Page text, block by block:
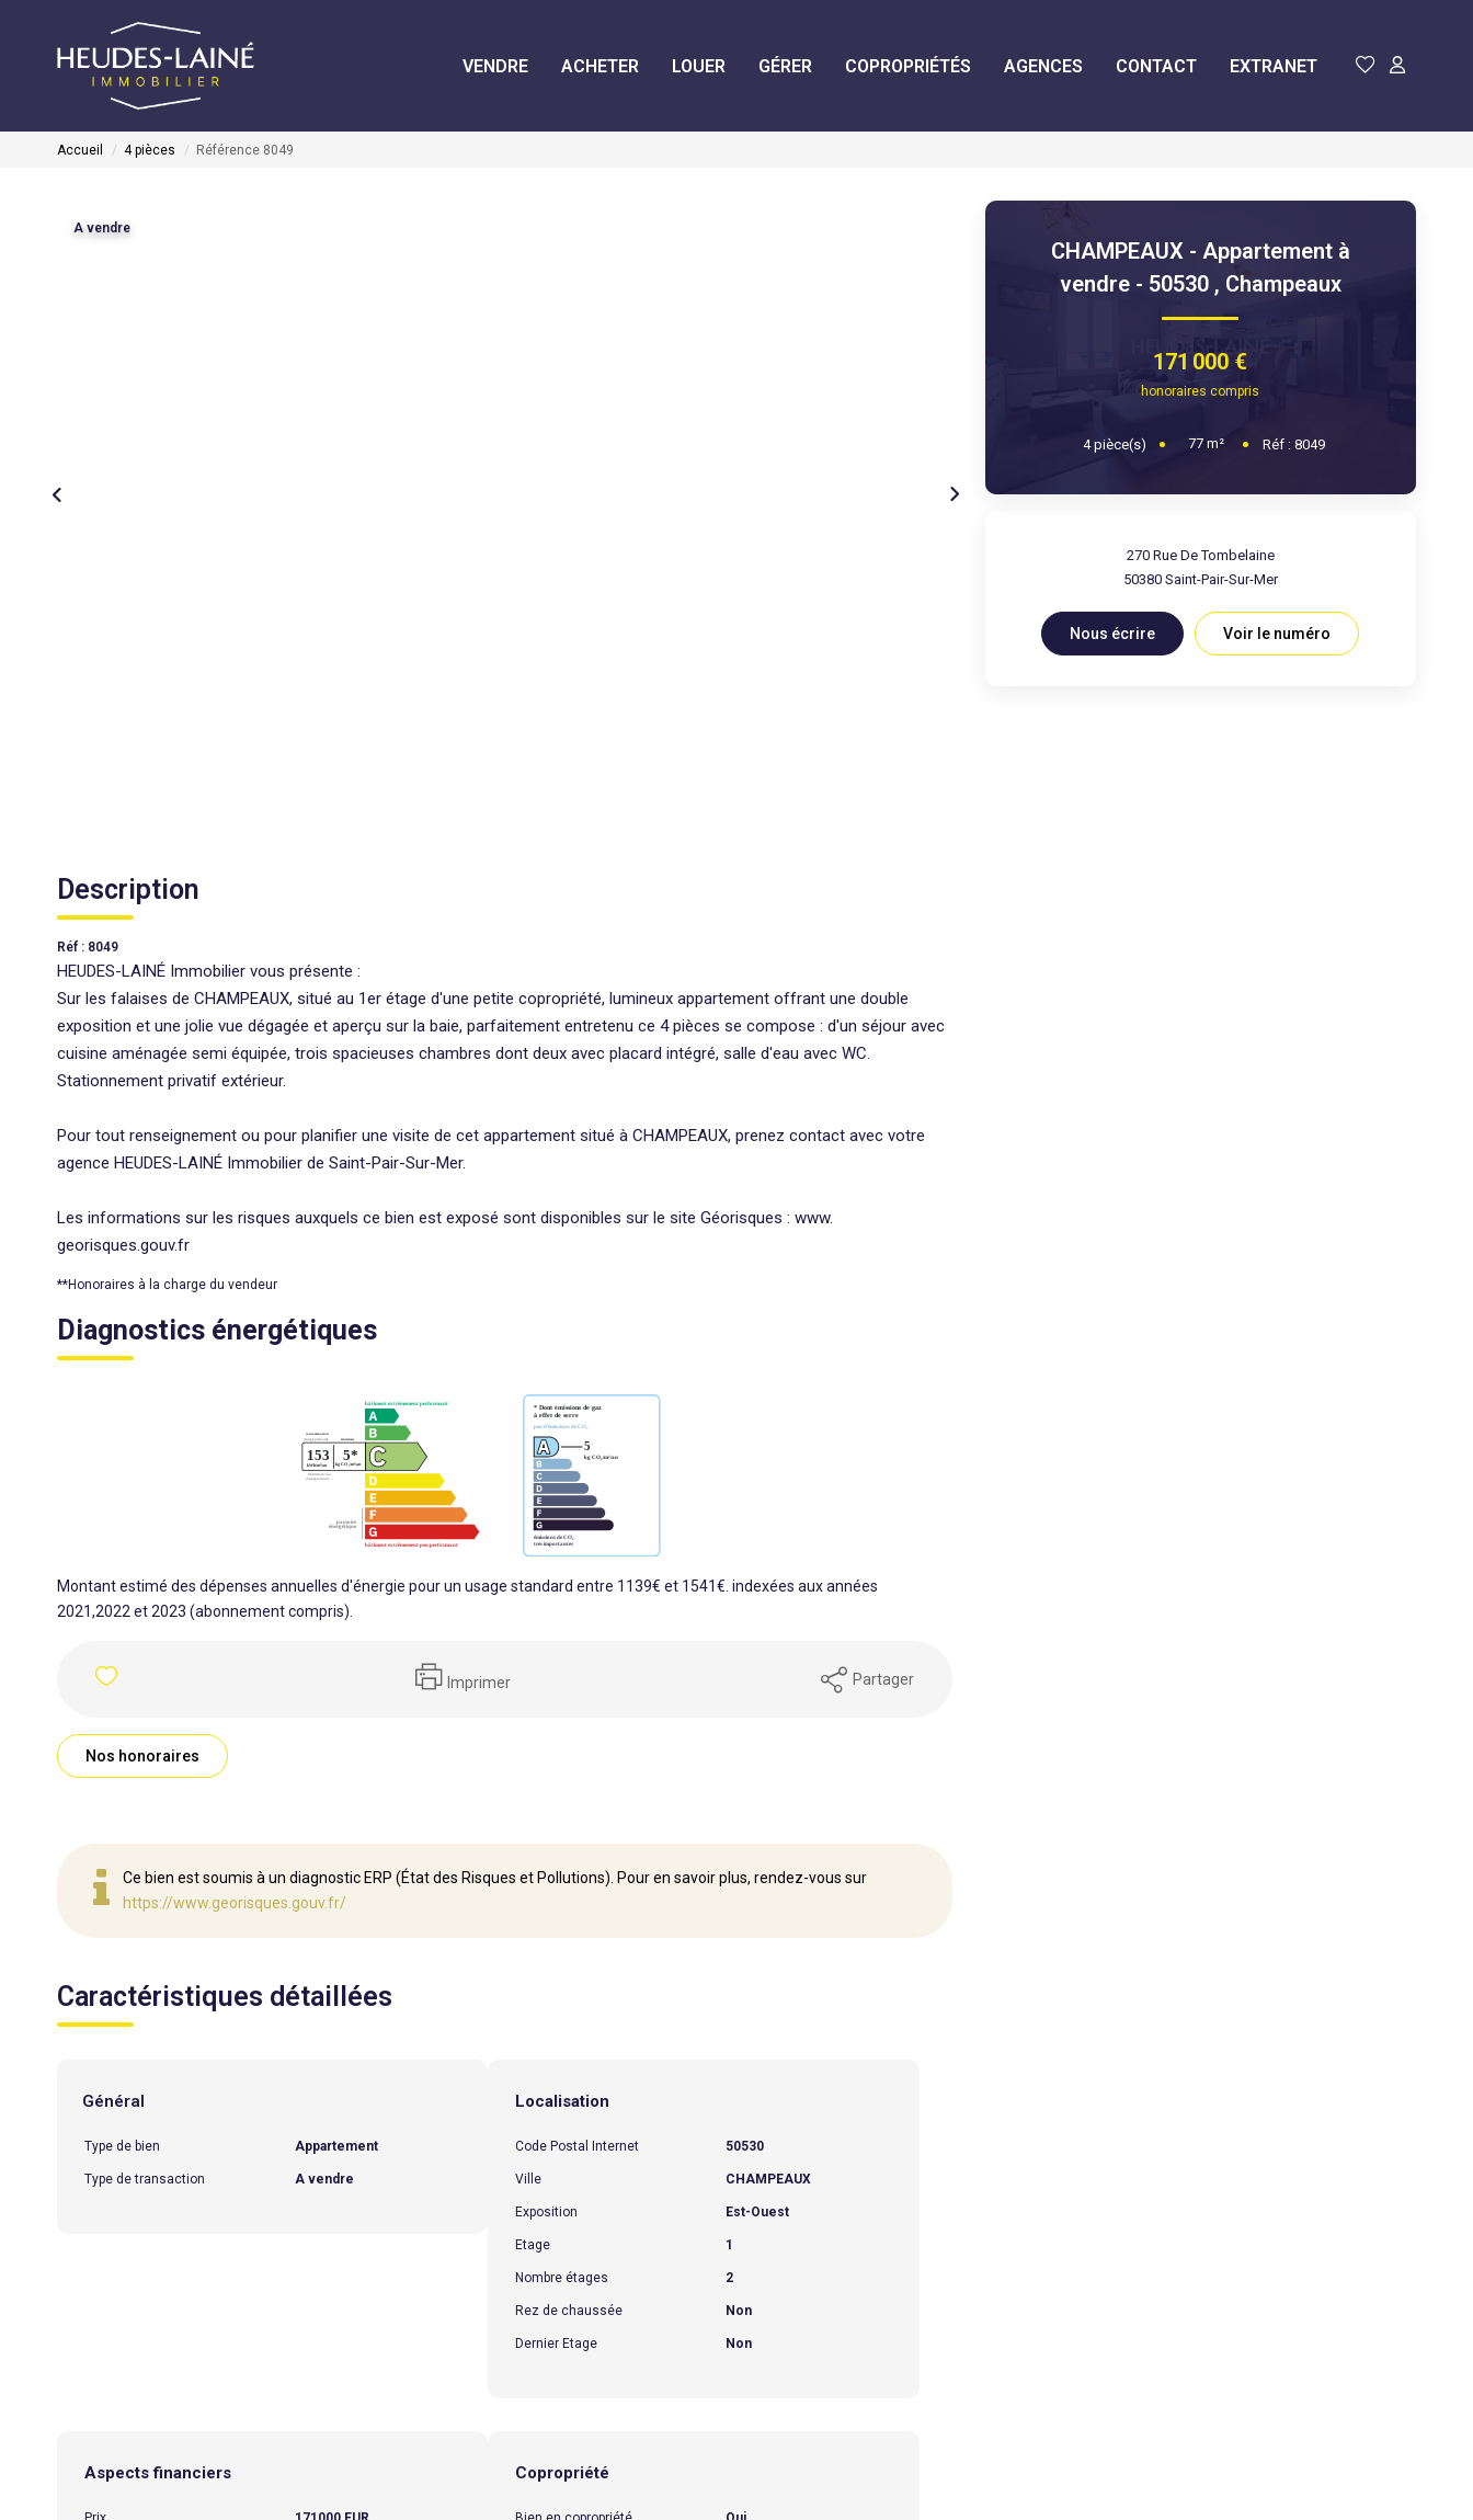
VENDRE ACHETER LOUER GÉRER COPROPRIÉTÉS AGENCES CONTACT EXTRANET
Accueil 4 pièces Référence 8049
A vendre
Description
Réf : 8049
HEUDES-LAINÉ Immobilier vous présente :
Sur les falaises de CHAMPEAUX, situé au 1er étage d'une petite copropriété, lumineux appartement offrant une double
exposition et une jolie vue dégagée et aperçu sur la baie, parfaitement entretenu ce 4 pièces se compose : d'un séjour avec
cuisine aménagée semi équipée, trois spacieuses chambres dont deux avec placard intégré, salle d'eau avec WC.
Stationnement privatif extérieur.
Pour tout renseignement ou pour planifier une visite de cet appartement situé à CHAMPEAUX, prenez contact avec votre
agence HEUDES-LAINÉ Immobilier de Saint-Pair-Sur-Mer.
Les informations sur les risques auxquels ce bien est exposé sont disponibles sur le site Géorisques : www.
georisques.gouv.fr
**Honoraires à la charge du vendeur
Diagnostics énergétiques
Montant estimé des dépenses annuelles d'énergie pour un usage standard entre 1139€ et 1541€. indexées aux années
2021,2022 et 2023 (abonnement compris).
Imprimer Partager
Nos honoraires
Ce bien est soumis à un diagnostic ERP (État des Risques et Pollutions). Pour en savoir plus, rendez-vous sur
https://www.georisques.gouv.fr/
Caractéristiques détaillées
Général
Type de bien Appartement
Type de transaction A vendre
Localisation
Code Postal Internet 50530
Ville CHAMPEAUX
Exposition Est-Ouest
Etage 1
Nombre étages 2
Rez de chaussée Non
Dernier Etage Non
Aspects financiers Copropriété
CHAMPEAUX - Appartement à
vendre - 50530 , Champeaux
171 000 €
honoraires compris
4pièce(s) 77 m² Réf : 8049
270 Rue De Tombelaine
50380 Saint-Pair-Sur-Mer
Nous écrire Voir le numéro